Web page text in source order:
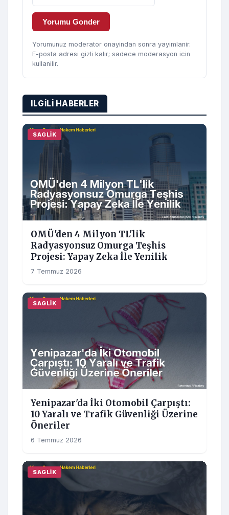
Yorumu Gonder
Yorumunuz moderator onayindan sonra yayimlanir.
E-posta adresi gizli kalir; sadece moderasyon icin
kullanilir.
ILGILI HABERLER
SAGLIK
OMÜ'den 4 Milyon TL'lik
Radyasyonsuz Omurga Teşhis
Projesi: Yapay Zeka İle Yenilik
7 Temmuz 2026
SAGLIK
Yenipazar'da İki Otomobil Çarpıştı:
10 Yaralı ve Trafik Güvenliği Üzerine
Öneriler
6 Temmuz 2026
SAGLIK